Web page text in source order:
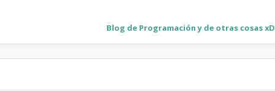
Blog de Programación y de otras cosas xD